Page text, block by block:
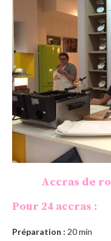
Accras de
Pour 24 accras :
Préparation : 20 min